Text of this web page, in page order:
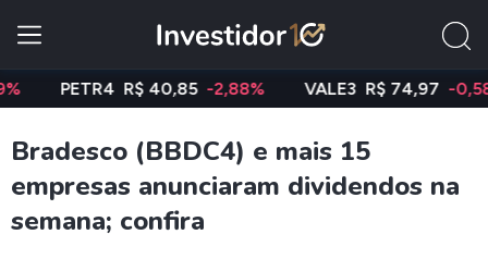
PETR4 R$ 40,85 -2,88% VALE3 R$ 74,97 -0,58%
Bradesco (BBDC4) e mais 15
empresas anunciaram dividendos na
semana; confira